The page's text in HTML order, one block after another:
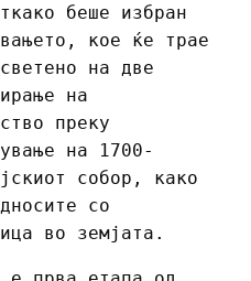
беше избран
кое ќе трае
на две
на
преку
на 1700-
собор, како
со
во земјата.